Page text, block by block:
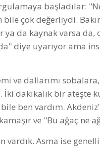
başladılar:
çok değerliydi.
da kaynak varsa
diye uyarıyor ama
ve dallarımı
İki dakikalık bir
ben vardım.
ve "Bu ağaç ne
vardık. Asma ise